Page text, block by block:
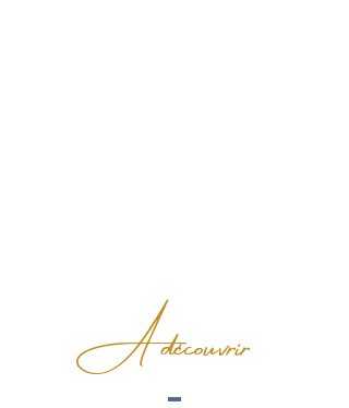
A découvrir